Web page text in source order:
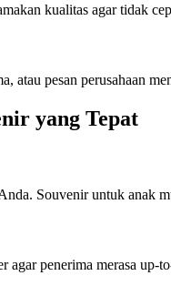
kualitas agar tidak
atau pesan perusahaan
yang Tepat
Souvenir untuk anak
penerima merasa up-